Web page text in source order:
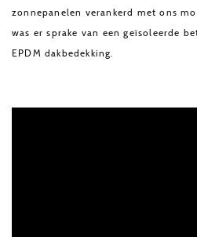
zonnepanelen verankerd met ons
was er sprake van een geïsoleerde
EPDM dakbedekking.